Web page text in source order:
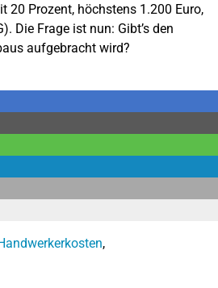
20 Prozent, höchstens 1.200 Euro,
Die Frage ist nun: Gibt’s den
aufgebracht wird?
,